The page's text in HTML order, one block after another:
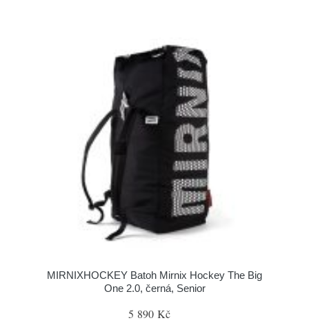
MIRNIXHOCKEY Batoh Mirnix Hockey The Big
One 2.0, černá, Senior
5 890 Kč